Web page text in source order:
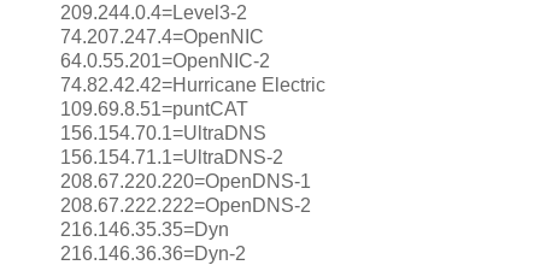
209.244.0.4=Level3-2
74.207.247.4=OpenNIC
64.0.55.201=OpenNIC-2
74.82.42.42=Hurricane Electric
109.69.8.51=puntCAT
156.154.70.1=UltraDNS
156.154.71.1=UltraDNS-2
208.67.220.220=OpenDNS-1
208.67.222.222=OpenDNS-2
216.146.35.35=Dyn
216.146.36.36=Dyn-2